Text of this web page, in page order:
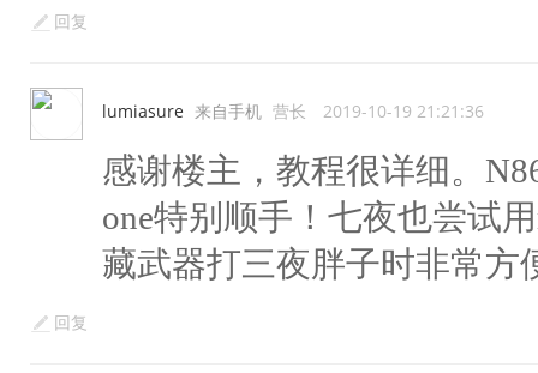
回复
lumiasure 来自手机 营长 2019-10-19 21:21:36
感谢楼主，教程很详细。
one特别顺手！七夜也尝试
藏武器打三夜胖子时非常方
回复